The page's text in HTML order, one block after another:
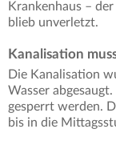
Krankenhaus –
blieb unverletzt.
Kanalisation
Die Kanalisation
Wasser
gesperrt werden.
bis in die